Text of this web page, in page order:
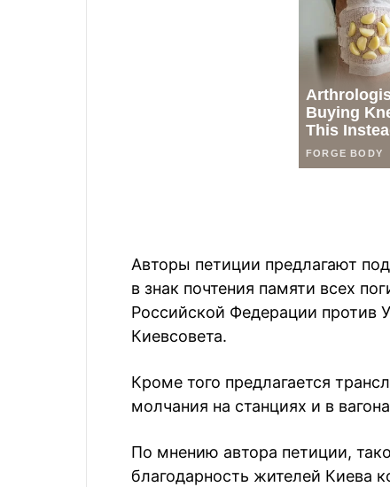
Авторы петиции предлагают
в знак почтения памяти всех
Российской Федерации против
Киевсовета.
Кроме того предлагается
молчания на станциях и в
По мнению автора петиции,
благодарность жителей Киева